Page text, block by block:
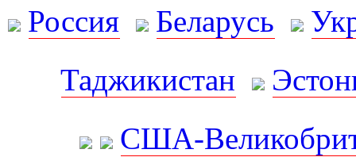
Россия Беларусь
Таджикистан
США-